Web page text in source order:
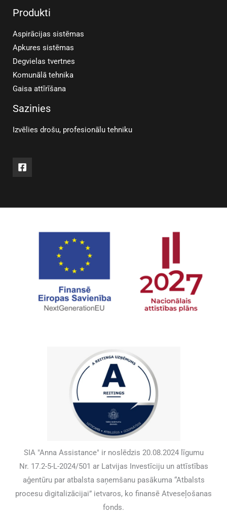
Produkti
Aspirācijas sistēmas
Apkures sistēmas
Degvielas tvertnes
Komunālā tehnika
Gaisa attīrīšana
Sazinies
Izvēlies drošu, profesionālu tehniku
SIA "Anna Assistance" ir noslēdzis 20.08.2024 līgumu
Nr. 17.2-5-L-2024/501 ar Latvijas Investīciju un attīstības
aģentūru par atbalsta saņemšanu pasākuma “Atbalsts
procesu digitalizācijai” ietvaros, ko finansē Atveseļošanas
fonds.